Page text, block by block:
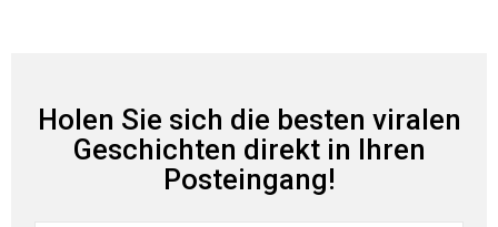
Holen Sie sich die besten viralen
Geschichten direkt in Ihren
Posteingang!